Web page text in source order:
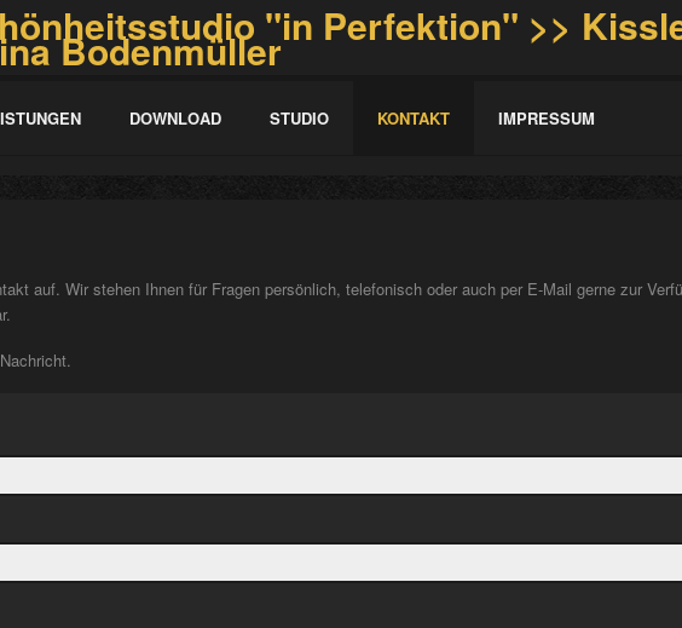
DOWNLOAD STUDIO KONTAKT IMPRESSUM
auf. Wir stehen Ihnen für Fragen persönlich, telefonisch oder auch per E-Mail gerne zur